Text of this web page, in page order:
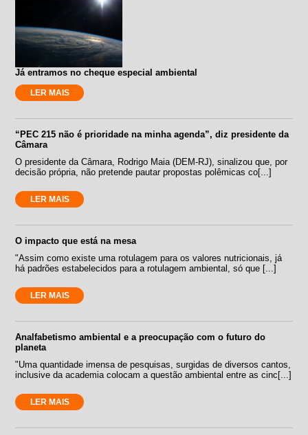
Já entramos no cheque especial ambiental
LER MAIS
“PEC 215 não é prioridade na minha agenda”, diz presidente da
Câmara
O presidente da Câmara, Rodrigo Maia (DEM-RJ), sinalizou que, por
decisão própria, não pretende pautar propostas polêmicas co[...]
LER MAIS
O impacto que está na mesa
"Assim como existe uma rotulagem para os valores nutricionais, já
há padrões estabelecidos para a rotulagem ambiental, só que [...]
LER MAIS
Analfabetismo ambiental e a preocupação com o futuro do
planeta
"Uma quantidade imensa de pesquisas, surgidas de diversos cantos,
inclusive da academia colocam a questão ambiental entre as cinc[...]
LER MAIS